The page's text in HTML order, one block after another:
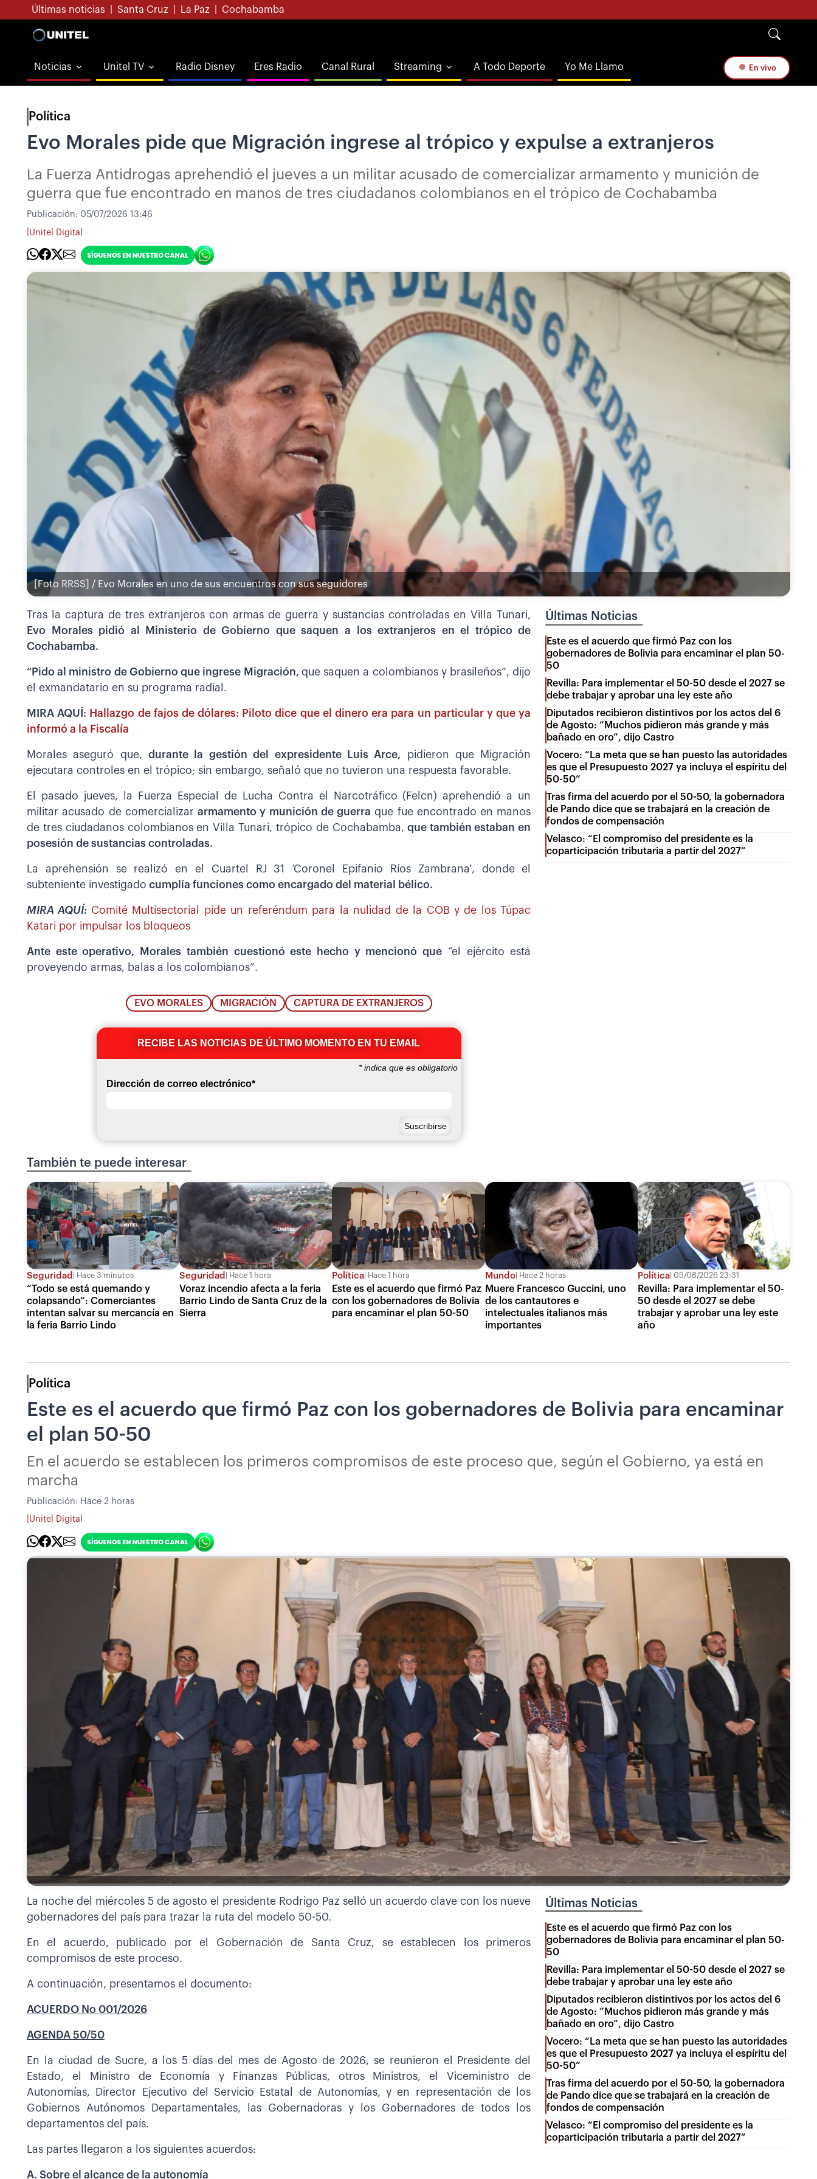
Últimas noticias Santa Cruz La Paz Cochabamba
Noticias Unitel TV Radio Disney Eres Radio Canal Rural Streaming A Todo Deporte Yo Me Llamo En vivo
Política
Evo Morales pide que Migración ingrese al trópico y expulse a extranjeros
La Fuerza Antidrogas aprehendió el jueves a un militar acusado de comercializar armamento y munición de
guerra que fue encontrado en manos de tres ciudadanos colombianos en el trópico de Cochabamba
Publicación: 05/07/2026 13:46
Unitel Digital
[Foto RRSS] / Evo Morales en uno de sus encuentros con sus seguidores
Tras la captura de tres extranjeros con armas de guerra y sustancias controladas en Villa Tunari,
Evo Morales pidió al Ministerio de Gobierno que saquen a los extranjeros en el trópico de
Cochabamba.
“Pido al ministro de Gobierno que ingrese Migración, que saquen a colombianos y brasileños”, dijo
el exmandatario en su programa radial.
MIRA AQUÍ: Hallazgo de fajos de dólares: Piloto dice que el dinero era para un particular y que ya
informó a la Fiscalía
Morales aseguró que,durante la gestión del expresidente Luis Arce, pidieron que Migración
ejecutara controles en el trópico; sin embargo, señaló que no tuvieron una respuesta favorable.
El pasado jueves, la Fuerza Especial de Lucha Contra el Narcotráfico (Felcn) aprehendió a un
militar acusado de comercializararmamento y munición de guerra que fue encontrado en manos
de tres ciudadanos colombianos en Villa Tunari, trópico de Cochabamba, que también estaban en
posesión de sustancias controladas.
La aprehensión se realizó en el Cuartel RJ 31 ‘Coronel Epifanio Ríos Zambrana’, donde el
subteniente investigado cumplía funciones como encargado del material bélico.
MIRA AQUÍ: Comité Multisectorial pide un referéndum para la nulidad de la COB y de los Túpac
Katari por impulsar los bloqueos
Ante este operativo, Morales también cuestionó este hecho y mencionó que “el ejército está
proveyendo armas, balas a los colombianos”.
EVO MORALES MIGRACIÓN CAPTURA DE EXTRANJEROS
RECIBE LAS NOTICIAS DE ÚLTIMO MOMENTO EN TU EMAIL
*indica que es obligatorio
Dirección de correo electrónico*
Últimas Noticias
Este es el acuerdo que firmó Paz con los
gobernadores de Bolivia para encaminar el plan 50-
50
Revilla: Para implementar el 50-50 desde el 2027 se
debe trabajar y aprobar una ley este año
Diputados recibieron distintivos por los actos del 6
de Agosto: “Muchos pidieron más grande y más
bañado en oro”, dijo Castro
Vocero: “La meta que se han puesto las autoridades
es que el Presupuesto 2027 ya incluya el espíritu del
50-50”
Tras firma del acuerdo por el 50-50, la gobernadora
de Pando dice que se trabajará en la creación de
fondos de compensación
Velasco: “El compromiso del presidente es la
coparticipación tributaria a partir del 2027”
También te puede interesar
Seguridad Hace 3 minutos
“Todo se está quemando y
colapsando”: Comerciantes
intentan salvar su mercancía en
la feria Barrio Lindo
Seguridad Hace 1 hora
Voraz incendio afecta a la feria
Barrio Lindo de Santa Cruz de la
Sierra
Política Hace 1 hora
Este es el acuerdo que firmó Paz
con los gobernadores de Bolivia
para encaminar el plan 50-50
Mundo Hace 2 horas
Muere Francesco Guccini, uno
de los cantautores e
intelectuales italianos más
importantes
Política 05/08/2026 23:31
Revilla: Para implementar el 50-
50 desde el 2027 se debe
trabajar y aprobar una ley este
año
Política
Este es el acuerdo que firmó Paz con los gobernadores de Bolivia para encaminar
el plan 50-50
En el acuerdo se establecen los primeros compromisos de este proceso que, según el Gobierno, ya está en
marcha
Publicación: Hace 2 horas
Unitel Digital
La noche del miércoles 5 de agosto el presidente Rodrigo Paz selló un acuerdo clave con los nueve
gobernadores del país para trazar la ruta del modelo 50-50.
En el acuerdo, publicado por el Gobernación de Santa Cruz, se establecen los primeros
compromisos de este proceso.
A continuación, presentamos el documento:
ACUERDO No 001/2026
AGENDA 50/50
En la ciudad de Sucre, a los 5 días del mes de Agosto de 2026, se reunieron el Presidente del
Estado, el Ministro de Economía y Finanzas Públicas, otros Ministros, el Viceministro de
Autonomías, Director Ejecutivo del Servicio Estatal de Autonomías, y en representación de los
Gobiernos Autónomos Departamentales, las Gobernadoras y los Gobernadores de todos los
departamentos del país.
Las partes llegaron a los siguientes acuerdos:
A. Sobre el alcance de la autonomía
Últimas Noticias
Este es el acuerdo que firmó Paz con los
gobernadores de Bolivia para encaminar el plan 50-
50
Revilla: Para implementar el 50-50 desde el 2027 se
debe trabajar y aprobar una ley este año
Diputados recibieron distintivos por los actos del 6
de Agosto: “Muchos pidieron más grande y más
bañado en oro”, dijo Castro
Vocero: “La meta que se han puesto las autoridades
es que el Presupuesto 2027 ya incluya el espíritu del
50-50”
Tras firma del acuerdo por el 50-50, la gobernadora
de Pando dice que se trabajará en la creación de
fondos de compensación
Velasco: “El compromiso del presidente es la
coparticipación tributaria a partir del 2027”